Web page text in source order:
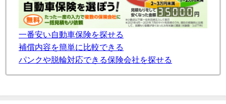
一番安い自動車保険を探せる
補償内容を簡単に比較できる
パンクや脱輪対応できる保険会社を探せる